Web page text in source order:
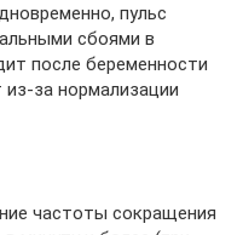
пульс
сбоями в
после беременности
за нормализации
частоты сокращения